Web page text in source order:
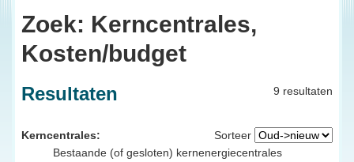
Zoek: Kerncentrales,
Kosten/budget
9 resultaten
Resultaten
Sorteer
Kerncentrales:
Bestaande (of gesloten) kernenergiecentrales